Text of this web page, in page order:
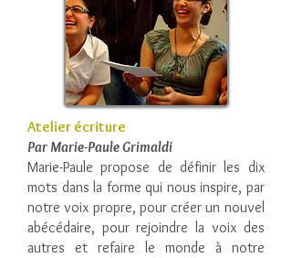
Atelier écriture
Par Marie-Paule Grimaldi
Marie-Paule propose de définir les dix
mots dans la forme qui nous inspire, par
notre voix propre, pour créer un nouvel
abécédaire, pour rejoindre la voix des
autres et refaire le monde à notre